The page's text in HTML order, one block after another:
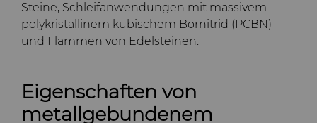
Steine, Schleifanwendungen mit massivem
polykristallinem kubischem Bornitrid (PCBN)
und Flämmen von Edelsteinen.
Eigenschaften von
metallgebundenem